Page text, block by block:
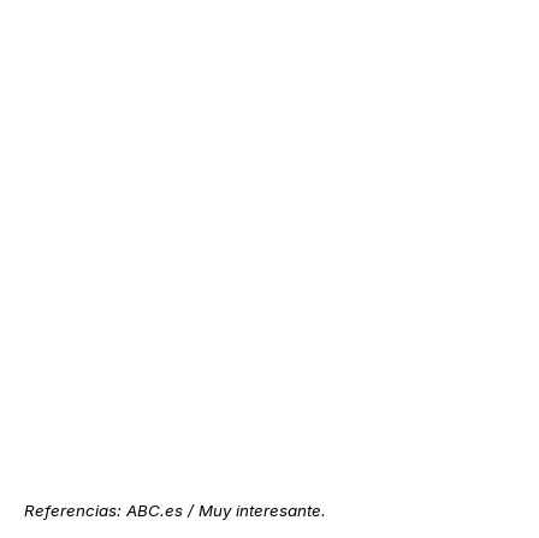
Referencias: ABC.es / Muy interesante.